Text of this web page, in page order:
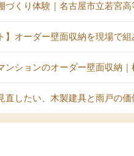
づくり体験｜名古屋市立若宮
】オーダー壁面収納を現場で
ンションのオーダー壁面収納
直したい、木製建具と雨戸の